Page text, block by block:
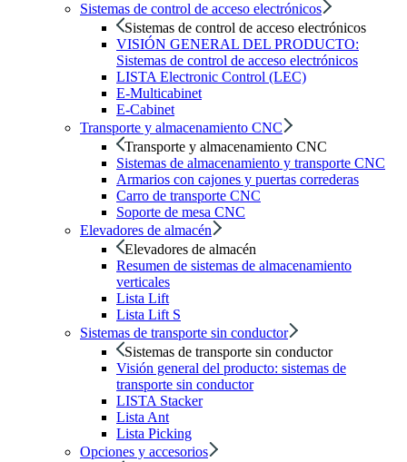
Sistemas de control de acceso electrónicos
Sistemas de control de acceso electrónicos
VISIÓN GENERAL DEL PRODUCTO:
Sistemas de control de acceso electrónicos
LISTA Electronic Control (LEC)
E-Multicabinet
E-Cabinet
Transporte y almacenamiento CNC
Transporte y almacenamiento CNC
Sistemas de almacenamiento y transporte CNC
Armarios con cajones y puertas correderas
Carro de transporte CNC
Soporte de mesa CNC
Elevadores de almacén
Elevadores de almacén
Resumen de sistemas de almacenamiento
verticales
Lista Lift
Lista Lift S
Sistemas de transporte sin conductor
Sistemas de transporte sin conductor
Visión general del producto: sistemas de
transporte sin conductor
LISTA Stacker
Lista Ant
Lista Picking
Opciones y accesorios